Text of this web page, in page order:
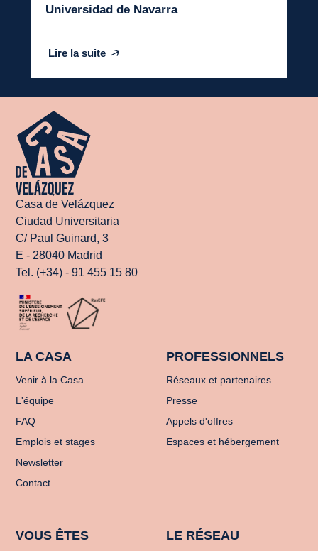
Universidad de Navarra
Lire la suite
Casa de Velázquez
Ciudad Universitaria
C/ Paul Guinard, 3
E - 28040 Madrid
Tel. (+34) - 91 455 15 80
LA CASA
Venir à la Casa
L'équipe
FAQ
Emplois et stages
Newsletter
Contact
PROFESSIONNELS
Réseaux et partenaires
Presse
Appels d'offres
Espaces et hébergement
VOUS ÊTES LE RÉSEAU